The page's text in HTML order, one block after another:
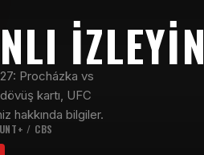
IZLEYIN
Procházka vs
kartı, UFC
hakkında bilgiler.
/ CBS